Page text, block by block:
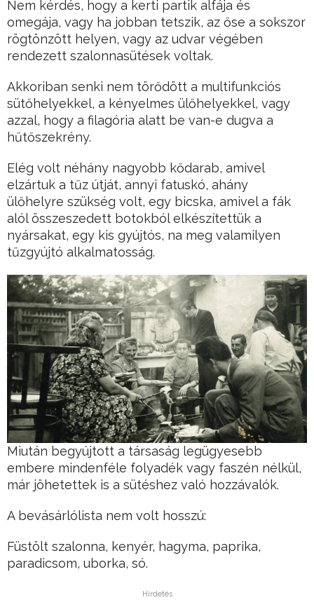
Nem kérdés, hogy a kerti partik alfája és
omegája, vagy ha jobban tetszik, az őse a sokszor
rögtönzött helyen, vagy az udvar végében
rendezett szalonnasütések voltak.
Akkoriban senki nem törődött a multifunkciós
sütőhelyekkel, a kényelmes ülőhelyekkel, vagy
azzal, hogy a filagória alatt be van-e dugva a
hűtőszekrény.
Elég volt néhány nagyobb kődarab, amivel
elzártuk a tűz útját, annyi fatuskó, ahány
ülőhelyre szükség volt, egy bicska, amivel a fák
alól összeszedett botokból elkészítettük a
nyársakat, egy kis gyújtós, na meg valamilyen
tűzgyújtó alkalmatosság.
Miután begyújtott a társaság legügyesebb
embere mindenféle folyadék vagy faszén nélkül,
már jöhetettek is a sütéshez való hozzávalók.
A bevásárlólista nem volt hosszú:
Füstölt szalonna, kenyér, hagyma, paprika,
paradicsom, uborka, só.
Hirdetés